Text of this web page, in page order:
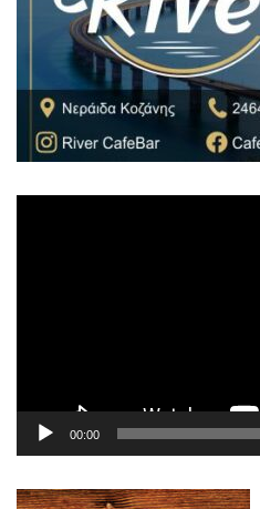
00:00